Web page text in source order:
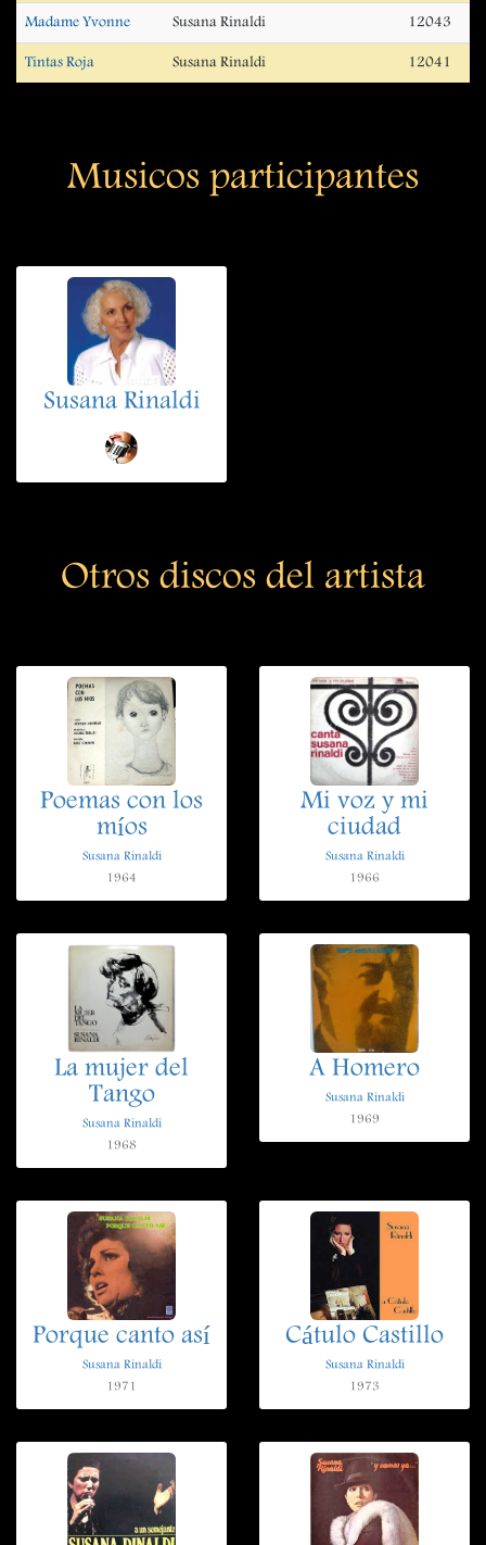
Madame Yvonne Susana Rinaldi 12043
Tintas Roja Susana Rinaldi 12041
Musicos participantes
Susana Rinaldi
Otros discos del artista
Poemas con los
míos
Susana Rinaldi
1964
Mi voz y mi
ciudad
Susana Rinaldi
1966
La mujer del
Tango
Susana Rinaldi
1968
A Homero
Susana Rinaldi
1969
Porque canto así
Susana Rinaldi
1971
Cátulo Castillo
Susana Rinaldi
1973